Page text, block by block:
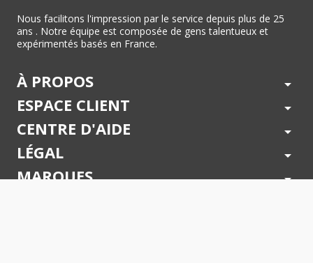
Nous facilitons l'impression par le service depuis plus de 25
ans . Notre équipe est composée de gens talentueux et
expérimentés basés en France.
À PROPOS arrow_drop_down
ESPACE CLIENT arrow_drop_down
CENTRE D'AIDE arrow_drop_down
LÉGAL arrow_drop_down
MARQUES arrow_drop_down